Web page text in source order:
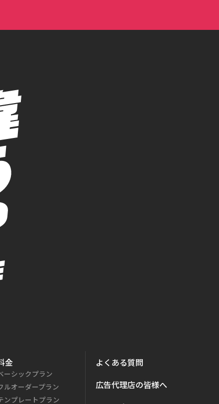
金
ーシックプラン
ルオーダープラン
ンプレートプラン
よくある質問
広告代理店の皆様へ